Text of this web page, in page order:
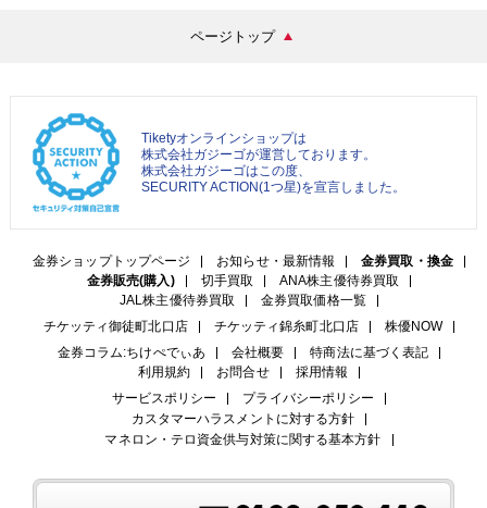
ページトップ
Tiketyオンラインショップは
株式会社ガジーゴが運営しております。
株式会社ガジーゴはこの度、
SECURITY ACTION(1つ星)を宣言しました。
金券ショップトップページ お知らせ・最新情報
金券買取・換金
金券販売(購入)
切手買取
ANA株主優待券買取
JAL株主優待券買取
金券買取価格一覧
チケッティ御徒町北口店
チケッティ錦糸町北口店
株優NOW
金券コラム:ちけぺでぃあ
会社概要
特商法に基づく表記
利用規約
お問合せ
採用情報
サービスポリシー
プライバシーポリシー
カスタマーハラスメントに対する方針
マネロン・テロ資金供与対策に関する基本方針